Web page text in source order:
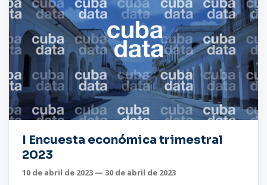
I Encuesta económica trimestral
2023
10 de abril de 2023 — 30 de abril de 2023